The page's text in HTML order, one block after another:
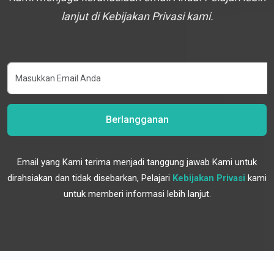
lanjut di Kebijakan Privasi kami.
Berlangganan
Email yang Kami terima menjadi tanggung jawab Kami untuk
dirahsiakan dan tidak disebarkan, Pelajari Kebijakan Privasi kami
untuk memberi informasi lebih lanjut.